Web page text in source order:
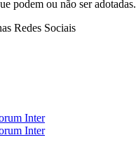
podem ou não ser adotadas.
Redes Sociais